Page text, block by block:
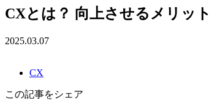
CXとは？ 向上させるメリッ
2025.03.07
CX
この記事をシェア